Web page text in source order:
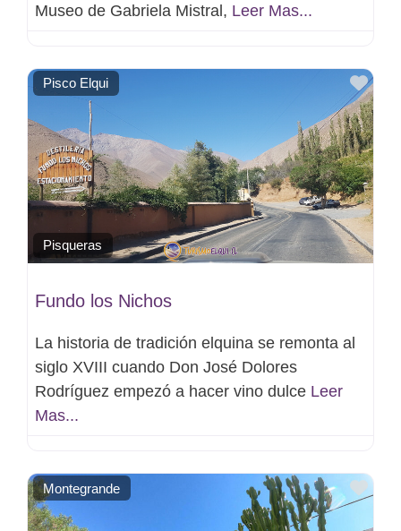
Museo de Gabriela Mistral, Leer Mas...
Pisco Elqui
Pisqueras
Fundo los Nichos
La historia de tradición elquina se remonta al
siglo XVIII cuando Don José Dolores
Rodríguez empezó a hacer vino dulce Leer
Mas...
Montegrande